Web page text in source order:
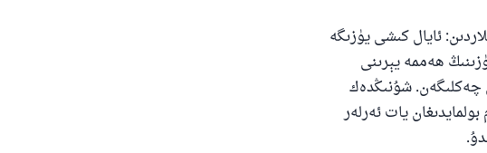
ئايال كىشى يۈزىگە
ھەممە يېرىنى
چەكلىگەن. شۇنىڭدەك
يات ئەرلەر